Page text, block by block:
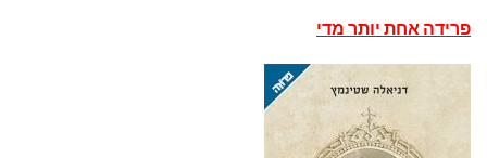
פרידה אחת יותר מדי